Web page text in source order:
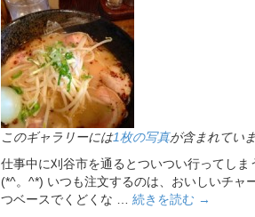
このギャラリーには1枚の写真が含まれてい
仕事中に刈谷市を通るとついつい行ってし
(*^。^*) いつも注文するのは、おいしいチャ
つベースでくどくな … 続きを読む →